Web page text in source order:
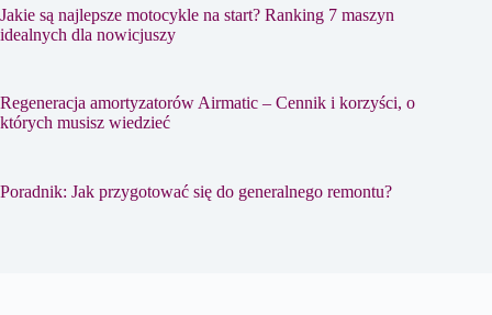
Jakie są najlepsze motocykle na start? Ranking 7 maszyn
idealnych dla nowicjuszy
Regeneracja amortyzatorów Airmatic – Cennik i korzyści, o
których musisz wiedzieć
Poradnik: Jak przygotować się do generalnego remontu?